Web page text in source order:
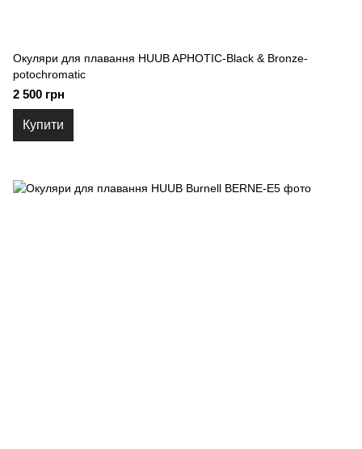
Окуляри для плавання HUUB APHOTIC-Black & Bronze-
potochromatic
2 500 грн
Купити